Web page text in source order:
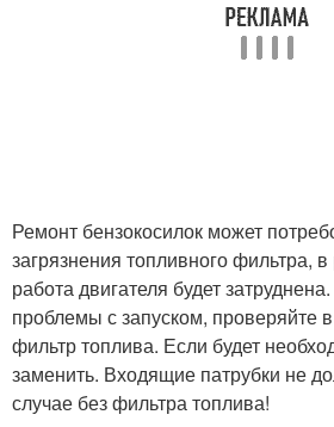
Ремонт бензокосилок может
загрязнения топливного фильтра, в
работа двигателя будет
проблемы с запуском, проверяйте
фильтр топлива. Если будет
заменить. Входящие патрубки не
случае без фильтра топлива!